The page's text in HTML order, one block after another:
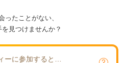
ったことがない、
見つけませんか？
ーに参加すると…